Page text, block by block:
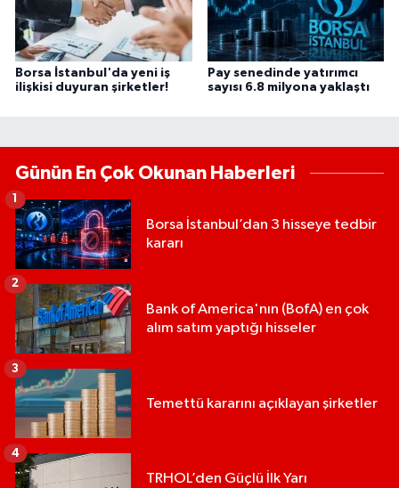
Borsa İstanbul'da yeni iş
ilişkisi duyuran şirketler!
Pay senedinde yatırımcı
sayısı 6.8 milyona yaklaştı
Günün En Çok Okunan Haberleri
Borsa İstanbul’dan 3 hisseye tedbir
kararı
Bank of America'nın (BofA) en çok
alım satım yaptığı hisseler
2
Temettü kararını açıklayan şirketler
3
TRHOL’den Güçlü İlk Yarı
4